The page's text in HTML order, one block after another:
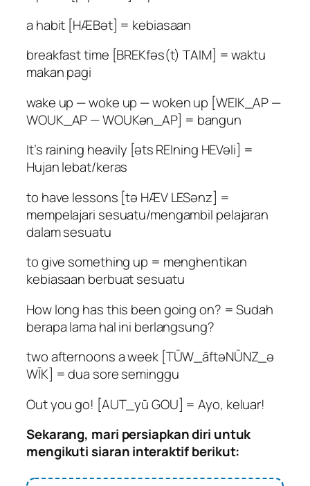
a habit [HÆBət] = kebiasaan
breakfast time [BREKfəs(t) TAIM] = waktu
makan pagi
wake up — woke up — woken up [WEIK_AP —
WOUK_AP — WOUKən_AP] = bangun
It’s raining heavily [əts REIning HEVəli] =
Hujan lebat/keras
to have lessons [tə HÆV LESənz] =
mempelajari sesuatu/mengambil pelajaran
dalam sesuatu
to give something up = menghentikan
kebiasaan berbuat sesuatu
How long has this been going on? = Sudah
berapa lama hal ini berlangsung?
two afternoons a week [TŪW_āftəNŪNZ_ə
WĪK] = dua sore seminggu
Out you go! [AUT_yū GOU] = Ayo, keluar!
Sekarang, mari persiapkan diri untuk
mengikuti siaran interaktif berikut: